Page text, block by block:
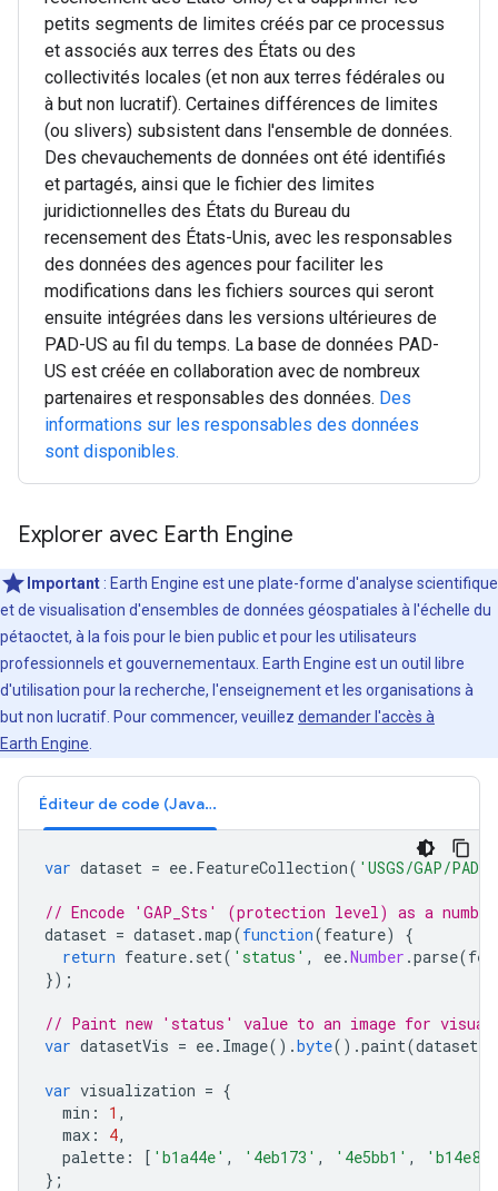
petits segments de limites créés par ce processus
et associés aux terres des États ou des
collectivités locales (et non aux terres fédérales ou
à but non lucratif). Certaines différences de limites
(ou slivers) subsistent dans l'ensemble de données.
Des chevauchements de données ont été identifiés
et partagés, ainsi que le fichier des limites
juridictionnelles des États du Bureau du
recensement des États-Unis, avec les responsables
des données des agences pour faciliter les
modifications dans les fichiers sources qui seront
ensuite intégrées dans les versions ultérieures de
PAD-US au fil du temps. La base de données PAD-
US est créée en collaboration avec de nombreux
partenaires et responsables des données. Des
informations sur les responsables des données
sont disponibles.
Explorer avec Earth Engine
Important : Earth Engine est une plate-forme d'analyse scientifique
et de visualisation d'ensembles de données géospatiales à l'échelle du
pétaoctet, à la fois pour le bien public et pour les utilisateurs
professionnels et gouvernementaux. Earth Engine est un outil libre
d'utilisation pour la recherche, l'enseignement et les organisations à
but non lucratif. Pour commencer, veuillez demander l'accès à
Earth Engine
Éditeur de code (JavaScript)
var dataset = ee. FeatureCollection( 'USGS/GAP/
// Encode 'GAP_Sts' (protection level) as a
dataset = dataset.map(function(feature)
{
return feature. set( 'status' , ee.Number .parse(
});
// Paint new 'status' value to an image for
var datasetVis = ee. Image().byte().paint(dataset
var visualization = {
min : 1 ,
max : 4,
palette : [ 'b1a44e' , '4eb173' , '4e5bb1' ,
'b14e8c'
};